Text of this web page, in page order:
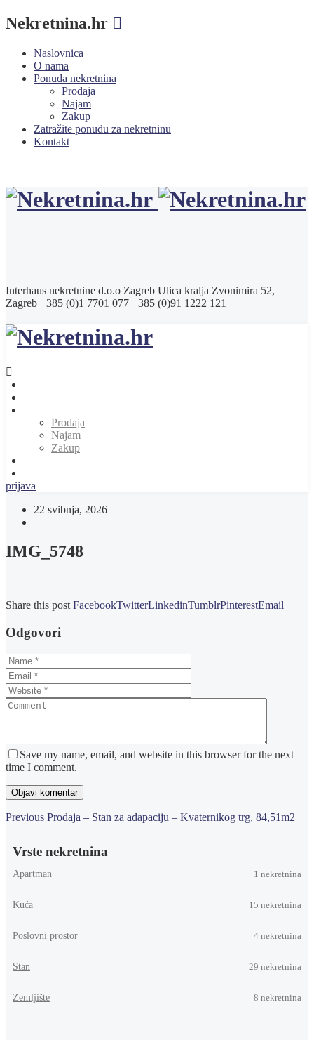
Nekretnina.hr
Naslovnica
O nama
Ponuda nekretnina
Prodaja
Najam
Zakup
Zatražite ponudu za nekretninu
Kontakt
Interhaus nekretnine d.o.o Zagreb Ulica kralja Zvonimira 52,
Zagreb +385 (0)1 7701 077 +385 (0)91 1222 121
Prodaja
Najam
Zakup
prijava
22 svibnja, 2026
IMG_5748
Share this post FacebookTwitterLinkedinTumblrPinterestEmail
Odgovori
Save my name, email, and website in this browser for the next
time I comment.
Navigacija
Previous
Previous Prodaja – Stan za adapaciju – Kvaternikog trg, 84,51m2
Vrste nekretnina
Apartman 1 nekretnina
Kuća 15 nekretnina
Poslovni prostor 4 nekretnina
Stan 29 nekretnina
Zemljište 8 nekretnina